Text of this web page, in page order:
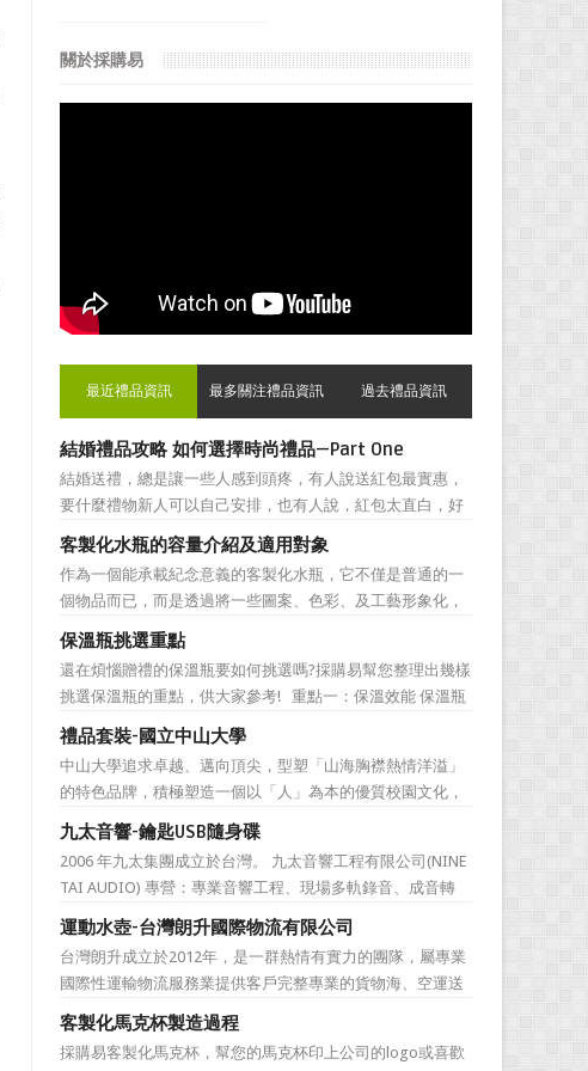
關於採購易
最近禮品資訊 最多關注禮品資訊 過去禮品資訊
結婚禮品攻略 如何選擇時尚禮品—Part One
結婚送禮，總是讓一些人感到頭疼，有人說送紅包最實惠，
要什麼禮物新人可以自己安排，也有人說，紅包太直白，好
朋友之間還是禮物顯得更加親密。然而，挑選結婚禮物卻一
直是許多人最棘手的任務，送得不好反而怕有影響友誼什麼
的。下面為大家準備的一份簡單的結婚禮品攻略，希望能為
大家排憂解難吧! ...
客製化水瓶的容量介紹及適用對象
作為一個能承載紀念意義的客製化水瓶，它不僅是普通的一
個物品而已，而是透過將一些圖案、色彩、及工藝形象化，
來象徵公司的特有文化。它塑造了公司的品牌，也體現公司
的特色，同時也能表達對於接受贈禮方的感激之情。此外，
作為一樣每天都會用到的必需品，水瓶也含有虛懷若谷、有
容乃大的寓意，適合做...
保溫瓶挑選重點
還在煩惱贈禮的保溫瓶要如何挑選嗎?採購易幫您整理出幾樣
挑選保溫瓶的重點，供大家參考! 重點一：保溫效能 保溫瓶
的包裝外盒或說明書上會標示保溫數據，建議挑選至少6hr且
>68℃的保溫瓶。 重點二：開蓋種類 一鍵開蓋v.s.旋轉開蓋
若使用者會在駕駛期間飲水，則必須...
禮品套裝-國立中山大學
中山大學追求卓越、邁向頂尖，型塑「山海胸襟熱情洋溢」
的特色品牌，積極塑造一個以「人」為本的優質校園文化，
並營造「樂在其中」的工作氛圍，務求成為莘莘學子嚮往，
優秀人才聚集，校友引以為傲，社會高度認同的國際知名一
流大學。 中山大學圖書館圖書與資訊處訂製了 糖果色多層搭
扣文件夾 和 ...
九太音響-鑰匙USB隨身碟
2006 年九太集團成立於台灣。 九太音響工程有限公司(NINE
TAI AUDIO) 專營：專業音響工程、現場多軌錄音、成音轉
播、音響樂器租賃、工程製作、器材買賣。 2017年，九太企
業滿十週年了！為慶祝九太音響成立十週年，九太音響向 採
購易客製化禮品公司 訂購了一款 鑰匙...
運動水壺-台灣朗升國際物流有限公司
台灣朗升成立於2012年，是一群熱情有實力的團隊，屬專業
國際性運輸物流服務業提供客戶完整專業的貨物海、空運送
服務。服務網遍及全球。秉持”我們用心、 客戶放心”的經營
理念，提供專業、負責、安全、便捷及熱忱的優良服務品
質。多樣式的服務項目滿足您全球化擴展商機的腳步，並可
客製化馬克杯製造過程
採購易客製化馬克杯，幫您的馬克杯印上公司的logo或喜歡